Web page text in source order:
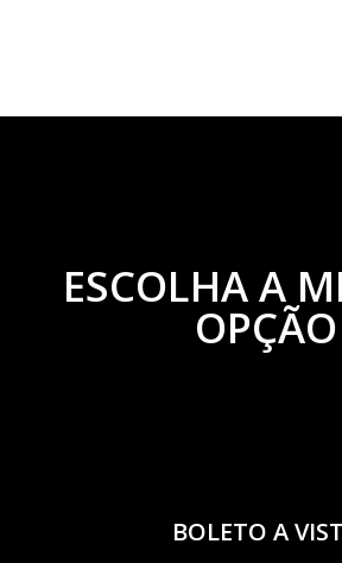
ESCOLHA A
OPÇÃO
BOLETO A